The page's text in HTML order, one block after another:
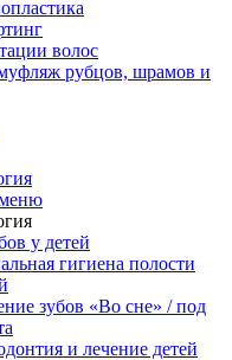
волос
рубцов, шрамов и
у детей
гигиена полости
зубов «Во сне» / под
и лечение детей